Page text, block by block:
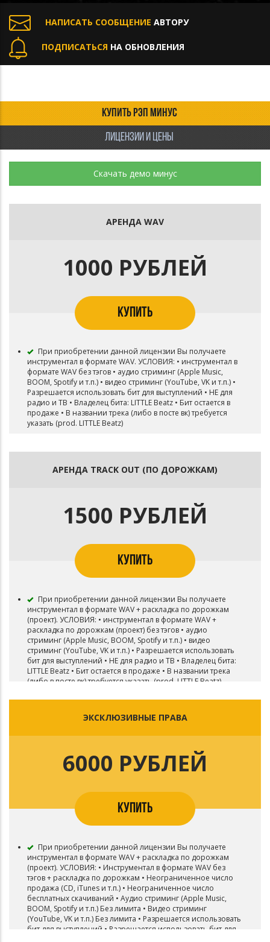
НАПИСАТЬ СООБЩЕНИЕ АВТОРУ
ПОДПИСАТЬСЯ НА ОБНОВЛЕНИЯ
КУПИТЬ РЭП МИНУС
ЛИЦЕНЗИИ И ЦЕНЫ
Скачать демо минус
АРЕНДА WAV
1000 РУБЛЕЙ
КУПИТЬ
При приобретении данной лицензии Вы получаете
инструментал в формате WAV. УСЛОВИЯ: • инструментал в
формате WAV без тэгов • аудио стриминг (Apple Music,
BOOM, Spotify и т.п.) • видео стриминг (YouTube, VK и т.п.) •
Разрешается использовать бит для выступлений • НЕ для
радио и ТВ • Владелец бита: LITTLE Beatz • Бит остается в
продаже • В названии трека (либо в посте вк) требуется
указать (prod. LITTLE Beatz)
АРЕНДА TRACK OUT (ПО ДОРОЖКАМ)
1500 РУБЛЕЙ
КУПИТЬ
При приобретении данной лицензии Вы получаете
инструментал в формате WAV + раскладка по дорожкам
(проект). УСЛОВИЯ: • инструментал в формате WAV +
раскладка по дорожкам (проект) без тэгов • аудио
стриминг (Apple Music, BOOM, Spotify и т.п.) • видео
стриминг (YouTube, VK и т.п.) • Разрешается использовать
бит для выступлений • НЕ для радио и ТВ • Владелец бита:
LITTLE Beatz • Бит остается в продаже • В названии трека
(либо в посте вк) требуется указать (prod. LITTLE Beatz)
ЭКСКЛЮЗИВНЫЕ ПРАВА
6000 РУБЛЕЙ
КУПИТЬ
При приобретении данной лицензии Вы получаете
инструментал в формате WAV + раскладка по дорожкам
(проект). УСЛОВИЯ: • Инструментал в формате WAV без
тэгов + раскладка по дорожкам • Неограниченное число
продажа (CD, iTunes и т.п.) • Неограниченное число
бесплатных скачиваний • Аудио стриминг (Apple Music,
BOOM, Spotify и т.п.) Без лимита • Видео стриминг
(YouTube, VK и т.п.) Без лимита • Разрешается использовать
бит для выступлений • Разрешается использовать бит для